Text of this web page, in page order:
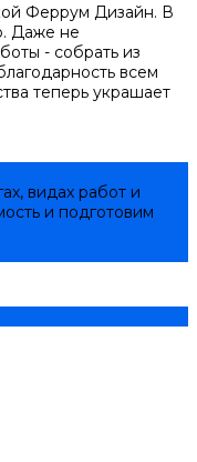
Феррум Дизайн. В
Даже не
- собрать из
всем
теперь украшает
видах работ и
и подготовим